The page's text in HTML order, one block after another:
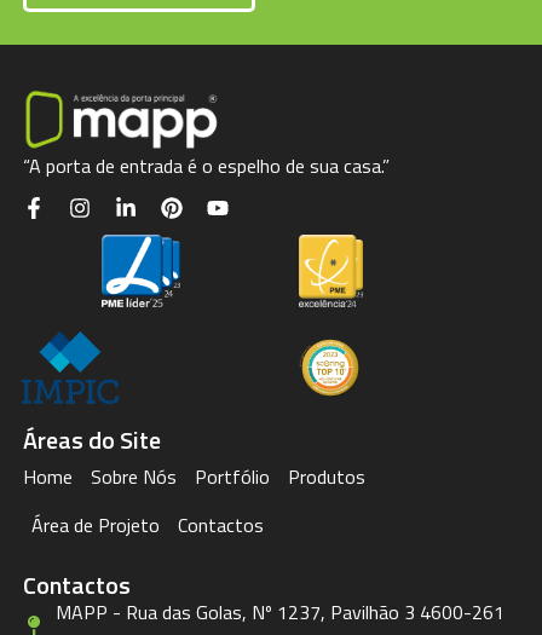
“A porta de entrada é o espelho de sua casa.”
Áreas do Site
Home Sobre Nós Portfólio
Produtos
Área de Projeto
Contactos
Contactos
MAPP - Rua das Golas, Nº 1237, Pavilhão 3 4600-261